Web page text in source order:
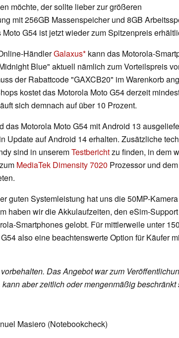
möchte, der sollte lieber zur größeren
mit 256GB Massenspeicher und 8GB
G54 ist jetzt wieder zum Spitzenpreis
HändlerGalaxus kann das Motorola-
Blue" aktuell nämlich zum Vorteilspreis
der Rabattcode "GAXCB20" im Warenkorb
kostet das Motorola Moto G54 derzeit
sich demnach auf über 10 Prozent.
das Motorola Moto G54 mit Android 13
Update auf Android 14 erhalten. Zusätzliche
sind in unseremTestberichtzu finden, in dem
MediaTek Dimensity 7020 Prozessor und
guten Systemleistung hat uns die 50MP-
haben wir die Akkulaufzeiten, den eSim-
Smartphones gelobt. Für mittlerweile unter
also eine beachtenswerte Option für Käufer
Das Angebot war zum
kann aber zeitlich oder mengenmäßig beschränkt
Masiero (Notebookcheck)